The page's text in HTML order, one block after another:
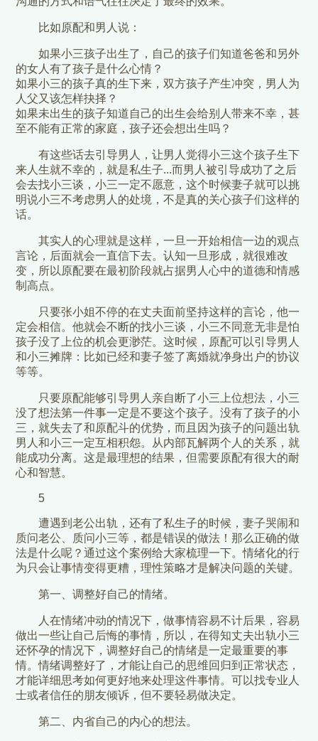
比如原配和男人说：
如果小三孩子出生了，自己的孩子们知道爸爸和另外
的女人有了孩子是什么心情？
如果小三的孩子真的生下来，双方孩子产生冲突，男人为
人父又该怎样抉择？
如果未出生的孩子知道自己的出生会给别人带来不幸，甚
至不能有正常的家庭，孩子还会想出生吗？
有这些话去引导男人，让男人觉得小三这个孩子生下
来人生就不幸的，就是私生子...而男人被引导成功了之后
会去找小三谈，小三一定不愿意，这个时候妻子就可以挑
明说小三不考虑男人的处境，不是真的关心孩子们这样的
话。
其实人的心理就是这样，一旦一开始相信一边的观点
言论，后面就会一直信下去。认知一旦形成，就很难改
变，所以原配要在最初阶段就占据男人心中的道德和情感
制高点。
只要张小姐不停的在丈夫面前坚持这样的言论，他一
定会相信。他就会不断的找小三谈，小三不同意无非是怕
孩子没了上位的机会更渺茫。这时候，原配可以引导男人
和小三摊牌：比如已经和妻子签了离婚就净身出户的协议
等等。
只要原配能够引导男人亲自断了小三上位想法，小三
没了想法第一件事一定是不要这个孩子。没有了孩子的小
三，就失去了和原配斗的优势，而且因为孩子的问题出轨
男人和小三一定互相积怨。从内部瓦解两个人的关系，就
能成功分离。这是最理想的结果，但需要原配有很大的耐
心和智慧。
5
遭遇到老公出轨，还有了私生子的时候，妻子哭闹和
质问老公、质问小三等，都是错误的做法！那么正确的做
法是什么呢？通过这个案例给大家梳理一下。情绪化的行
为只会让事情变得更糟，理性策略才是解决问题的关键。
第一、调整好自己的情绪。
人在情绪冲动的情况下，做事情容易不计后果，容易
做出一些让自己后悔的事情，所以，在得知丈夫出轨小三
还怀孕的情况下，调整好自己的情绪是一定最重要的事
情。情绪调整好了，才能让自己的思维回归到正常状态，
才能详细思考如何更好地来处理这件事情。可以找专业人
士或者信任的朋友倾诉，但不要轻易做决定。
第二、内省自己的内心的想法。